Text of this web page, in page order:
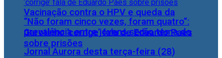
Vacinação contra o HPV e queda da
prevalência entre jovens serão tema do
Jornal Aurora desta terça-feira (28)
“Não foram cinco vezes, foram quatro”:
Garotinho ‘corrige’ fala de Eduardo Paes
sobre prisões